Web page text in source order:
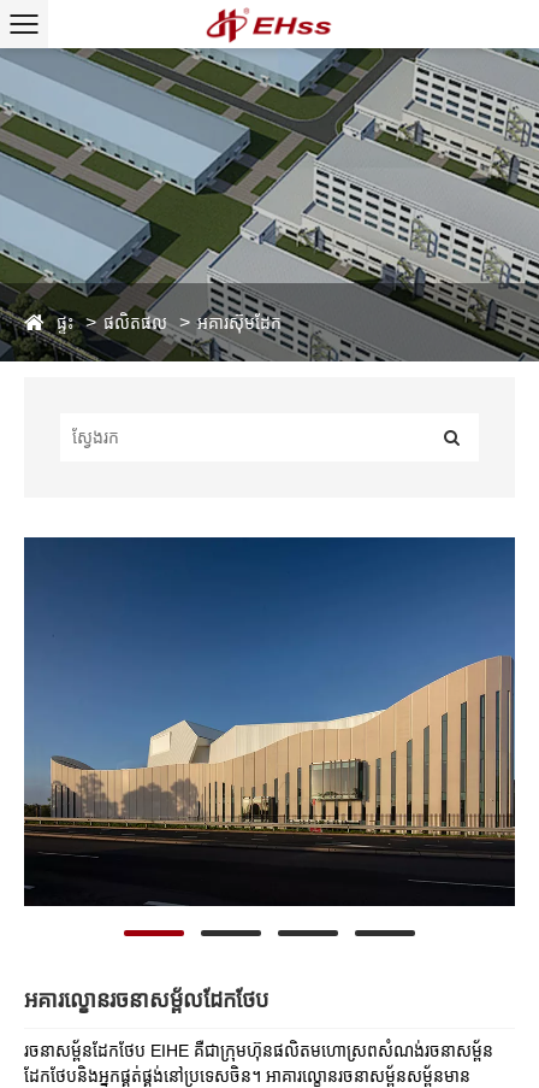
ផ្ទះ ផលិតផល អគារស៊ុមដែក
អគារល្ខោនរចនាសម្ព័លដែកថែប
រចនាសម្ព័នដែកថែប EIHE គឺជាក្រុមហ៊ុនផលិតមហោស្រពសំណង់រចនាសម្ព័ន
ដែកថែបនិងអ្នកផ្គត់ផ្គង់នៅប្រទេសចិន។ អាគារល្ខោនរចនាសម្ព័នសម្ព័នមាន